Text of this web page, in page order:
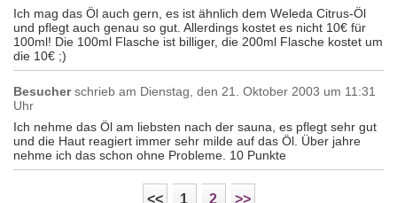
Ich mag das Öl auch gern, es ist ähnlich dem Weleda Citrus-Öl
und pflegt auch genau so gut. Allerdings kostet es nicht 10€ für
100ml! Die 100ml Flasche ist billiger, die 200ml Flasche kostet um
die 10€ ;)
Besucher schrieb am Dienstag, den 21. Oktober 2003 um 11:31
Uhr
Ich nehme das Öl am liebsten nach der sauna, es pflegt sehr gut
und die Haut reagiert immer sehr milde auf das Öl. Über jahre
nehme ich das schon ohne Probleme. 10 Punkte
<< 1 2 >>